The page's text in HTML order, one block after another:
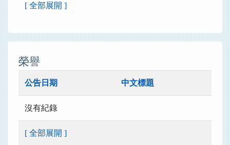
[ 全部展開 ]
榮譽
公告日期 中文標題
沒有紀錄
[ 全部展開 ]